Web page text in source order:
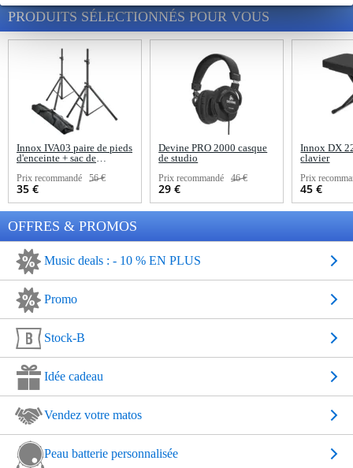
PRODUITS SÉLECTIONNÉS POUR VOUS
Innox IVA03 paire de pieds
d'enceinte + sac de
Prix recommandé 56 €
35 €
Devine PRO 2000 casque
de studio
Prix recommandé 46 €
29 €
Innox DX
clavier
Prix
45 €
OFFRES & PROMOS
Music deals : - 10 % EN PLUS
Promo
Stock-B
Idée cadeau
Vendez votre matos
Peau batterie personnalisée